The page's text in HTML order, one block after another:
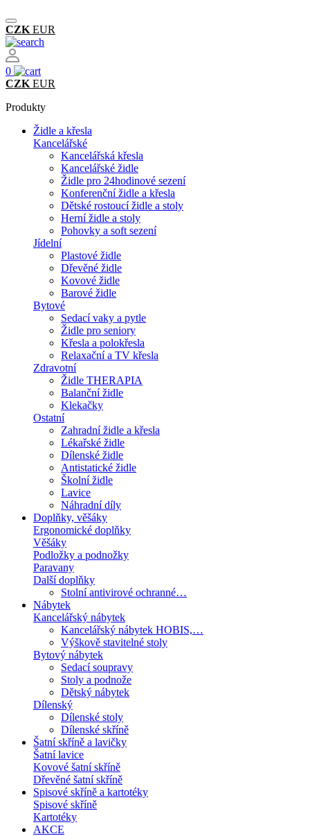
CZK EUR
0
CZK EUR
Produkty
Židle a křesla
Kancelářské
Kancelářská křesla
Kancelářské židle
Židle pro 24hodinové sezení
Konferenční židle a křesla
Dětské rostoucí židle a stoly
Herní židle a stoly
Pohovky a soft sezení
Jídelní
Plastové židle
Dřevěné židle
Kovové židle
Barové židle
Bytové
Sedací vaky a pytle
Židle pro seniory
Křesla a polokřesla
Relaxační a TV křesla
Zdravotní
Židle THERAPIA
Balanční židle
Klekačky
Ostatní
Zahradní židle a křesla
Lékařské židle
Dílenské židle
Antistatické židle
Školní židle
Lavice
Náhradní díly
Doplňky, věšáky
Ergonomické doplňky
Věšáky
Podložky a podnožky
Paravany
Další doplňky
Stolní antivirové ochranné…
Nábytek
Kancelářský nábytek
Kancelářský nábytek HOBIS,…
Výškově stavitelné stoly
Bytový nábytek
Sedací soupravy
Stoly a podnože
Dětský nábytek
Dílenský
Dílenské stoly
Dílenské skříně
Šatní skříně a lavičky
Šatní lavice
Kovové šatní skříně
Dřevěné šatní skříně
Spisové skříně a kartotéky
Spisové skříně
Kartotéky
AKCE